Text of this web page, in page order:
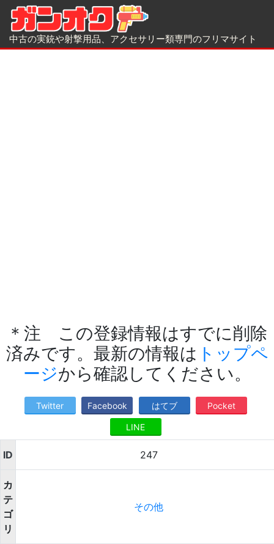
中古の実銃や射撃用品、アクセサリー類専門のフリマサイト
＊注 この登録情報はすでに削除
済みです。最新の情報は トップペ
ージから確認してください。
Twitter Facebook はてブ Pocket
LINE
ID 247
カ
テ
ゴ
リ
その他